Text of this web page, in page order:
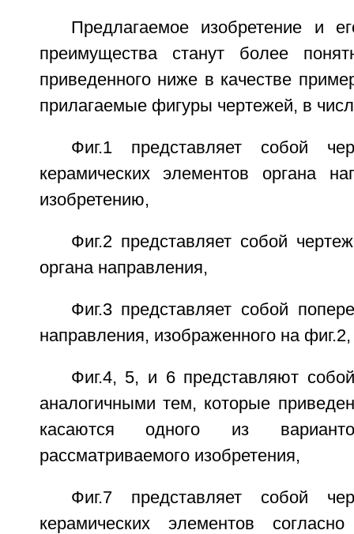
Предлагаемое изобретение и
преимущества станут более
приведенного ниже в качестве
прилагаемые фигуры чертежей, в
Фиг.1 представляет собой
керамических элементов органа
изобретению,
Фиг.2 представляет собой
органа направления,
Фиг.3 представляет собой
направления, изображенного на фиг.2,
Фиг.4, 5, и 6 представляют
аналогичными тем, которые
касаются одного из
рассматриваемого изобретения,
Фиг.7 представляет собой
керамических элементов